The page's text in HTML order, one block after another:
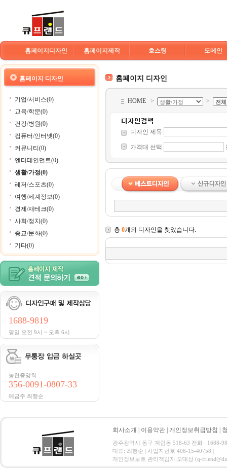
홈페이지디자인 홈페이지제작 호스팅 도메인
홈페이지 디자인
기업/서비스(0)
교육/학문(0)
건강/병원(0)
컴퓨터/인터넷(0)
커뮤니티(0)
엔터테인먼트(0)
생활/가정(0)
레저/스포츠(0)
여행/세계정보(0)
경제/재테크(0)
사회/정치(0)
종교/문화(0)
기타(0)
1688-9819
평일 오전 9시 ~ 오후 6시
농협중앙회
356-0091-0807-33
예금주:최행순
홈페이지 디자인
HOME > >
디자인 제목
가격대 선택
총 0개의 디자인을 찾았습니다.
회사소개 이용약관 개인정보취급방침
광주광역시 동구 계림동 518-63 전화 : 1688-
대표: 최행순 | 사업자번호 408-15-40758 |
개인정보보호 관리책임자:오대성 (q-